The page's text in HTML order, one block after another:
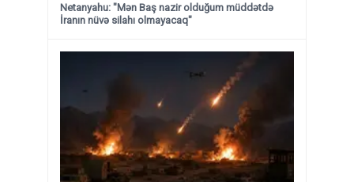
Netanyahu: "Mən Baş nazir olduğum müddətdə
İranın nüvə silahı olmayacaq"